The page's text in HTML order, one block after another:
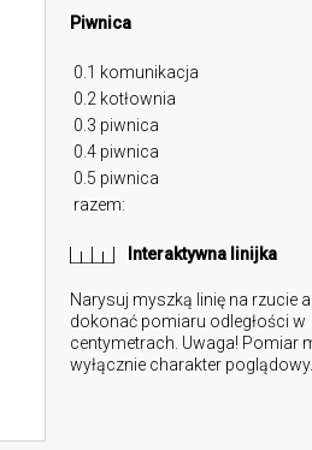
Piwnica
0.1 komunikacja
0.2 kotłownia
0.3 piwnica
0.4 piwnica
0.5 piwnica
razem:
Interaktywna linijka
Narysuj myszką linię na rzucie
dokonać pomiaru odległości w
centymetrach. Uwaga! Pomiar
wyłącznie charakter poglądowy.